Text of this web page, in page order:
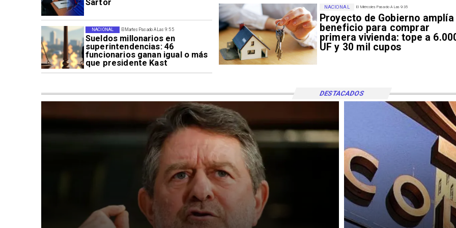
Sartor
El Martes Pasado A Las 9:55
Sueldos millonarios en
superintendencias: 46
funcionarios ganan igual o más
que presidente Kast
NACIONAL
El Miércoles Pasado A Las 9:35
Proyecto de Gobierno amplía
beneficio para comprar
primera vivienda: tope a
UF y 30 mil cupos
NACIONAL
DESTACADOS